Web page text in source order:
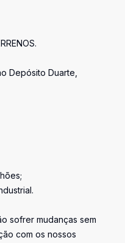
Depósito Duarte,
sofrer mudanças sem
com os nossos